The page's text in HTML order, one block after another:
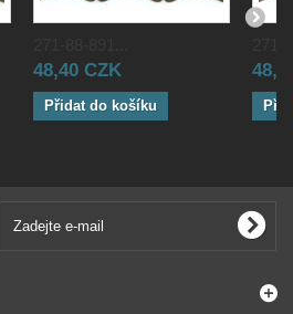
48,40 CZK
Přidat do košíku